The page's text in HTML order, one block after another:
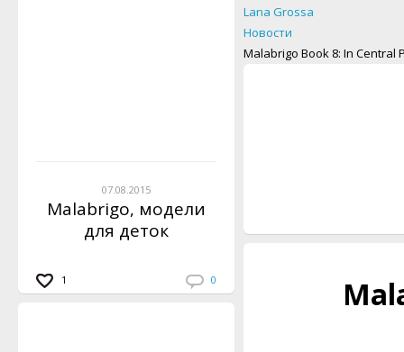
07.08.2015
Malabrigo, модели
для деток
1 0
Lana Grossa
Новости
Malabrigo Book 8: In Central